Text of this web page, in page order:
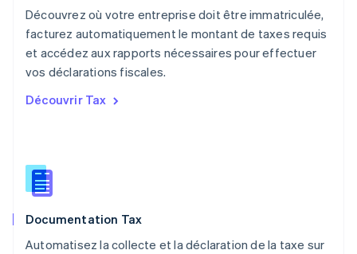
Découvrez où votre entreprise doit être immatriculée,
facturez automatiquement le montant de taxes requis
et accédez aux rapports nécessaires pour effectuer
vos déclarations fiscales.
Découvrir Tax
Documentation Tax
Automatisez la collecte et la déclaration de la taxe sur
Nouvelle-Zélande
Pays-Bas
NederlandsEnglish
Pologne
Portugal
République tchèque
English
English
Royaume-Uni